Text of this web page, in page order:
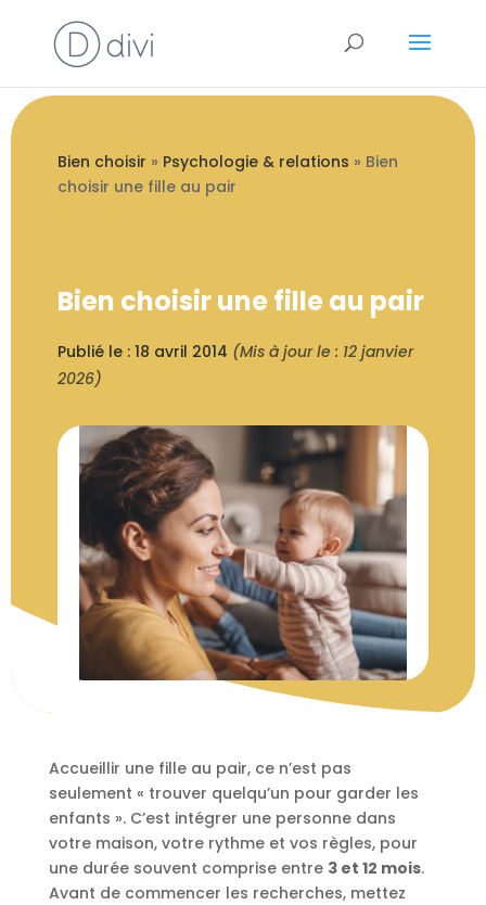
Bien choisir » Psychologie & relations » Bien
choisir une fille au pair
Bien choisir une fille au pair
Publié le : 18 avril 2014 (Mis à jour le : 12 janvier
2026)
Accueillir une fille au pair, ce n’est pas
seulement « trouver quelqu’un pour garder les
enfants ». C’est intégrer une personne dans
votre maison, votre rythme et vos règles, pour
une durée souvent comprise entre 3 et 12 mois.
Avant de commencer les recherches, mettez